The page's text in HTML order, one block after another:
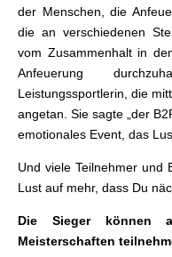
der Menschen, die
die an verschiedenen
vom Zusammenhalt in
Anfeuerung
Leistungssportlerin, die
angetan. Sie sagte „der
emotionales Event, das
Und viele Teilnehmer und
Lust auf mehr, dass Du
Die Sieger können
Meisterschaften